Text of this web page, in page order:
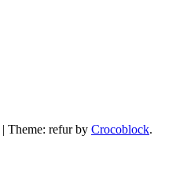
| Theme: refur by Crocoblock.